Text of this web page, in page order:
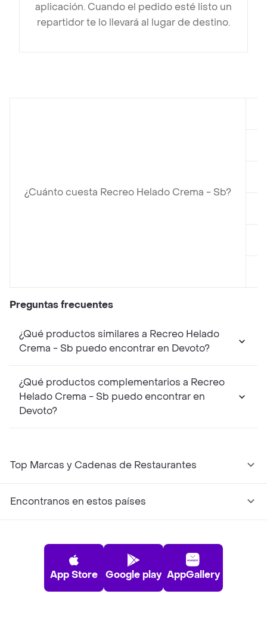
aplicación. Cuando el pedido esté listo un
repartidor te lo llevará al lugar de destino.
¿Cuánto cuesta Recreo Helado Crema - Sb?
Preguntas frecuentes
¿Qué productos similares a Recreo Helado
Crema - Sb puedo encontrar en Devoto?
¿Qué productos complementarios a Recreo
Helado Crema - Sb puedo encontrar en
Devoto?
Top Marcas y Cadenas de Restaurantes
Encontranos en estos países
App Store Google play AppGallery